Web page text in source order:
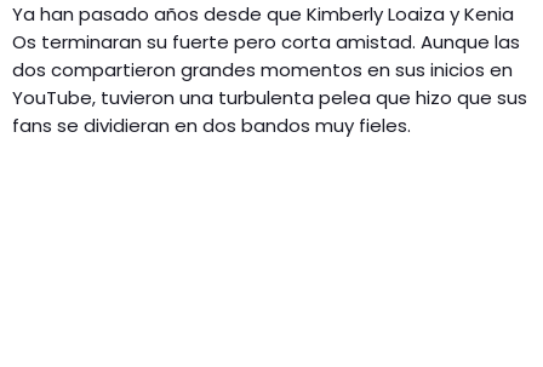
Ya han pasado años desde que Kimberly Loaiza y Kenia
Os terminaran su fuerte pero corta amistad. Aunque las
dos compartieron grandes momentos en sus inicios en
YouTube, tuvieron una turbulenta pelea que hizo que sus
fans se dividieran en dos bandos muy fieles.